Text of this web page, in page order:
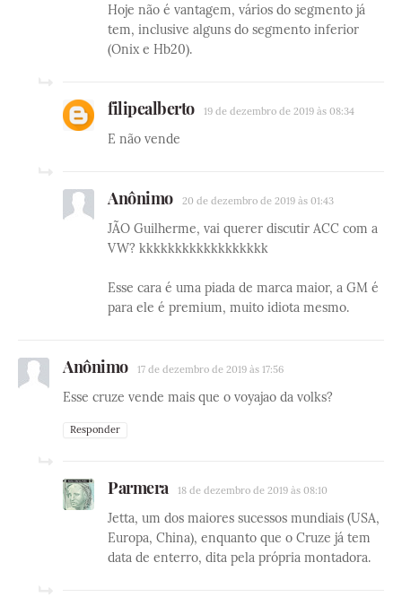
Hoje não é vantagem, vários do segmento já
tem, inclusive alguns do segmento inferior
(Onix e Hb20).
filipealberto 19 de dezembro de 2019 às 08:34
E não vende
Anônimo 20 de dezembro de 2019 às 01:43
JÃO Guilherme, vai querer discutir ACC com a
VW? kkkkkkkkkkkkkkkkkk
Esse cara é uma piada de marca maior, a GM é
para ele é premium, muito idiota mesmo.
Anônimo 17 de dezembro de 2019 às 17:56
Esse cruze vende mais que o voyajao da volks?
Responder
Parmera 18 de dezembro de 2019 às 08:10
Jetta, um dos maiores sucessos mundiais (USA,
Europa, China), enquanto que o Cruze já tem
data de enterro, dita pela própria montadora.